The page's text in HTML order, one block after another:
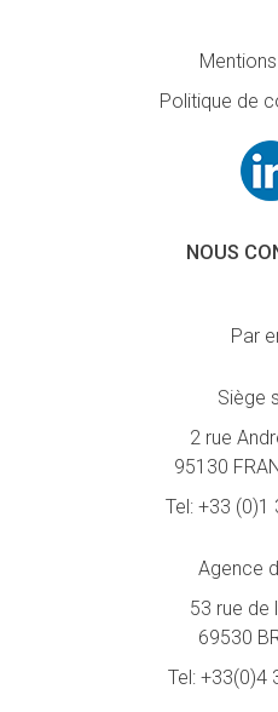
Politique de
NOUS
Par
Siège
2 rue
95130
Tel: +33 (0)1
Agence
53 rue de
69530
Tel: +33(0)4